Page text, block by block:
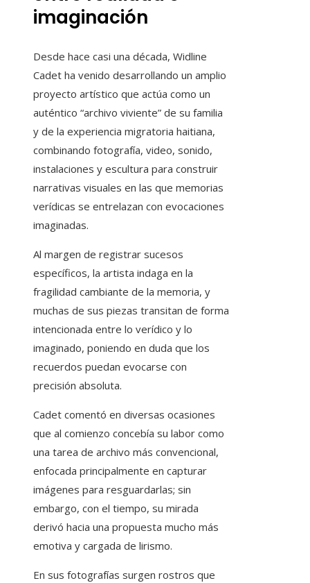
imaginación
Desde hace casi una década, Widline
Cadet ha venido desarrollando un amplio
proyecto artístico que actúa como un
auténtico “archivo viviente” de su familia
y de la experiencia migratoria haitiana,
combinando fotografía, video, sonido,
instalaciones y escultura para construir
narrativas visuales en las que memorias
verídicas se entrelazan con evocaciones
imaginadas.
Al margen de registrar sucesos
específicos, la artista indaga en la
fragilidad cambiante de la memoria, y
muchas de sus piezas transitan de forma
intencionada entre lo verídico y lo
imaginado, poniendo en duda que los
recuerdos puedan evocarse con
precisión absoluta.
Cadet comentó en diversas ocasiones
que al comienzo concebía su labor como
una tarea de archivo más convencional,
enfocada principalmente en capturar
imágenes para resguardarlas; sin
embargo, con el tiempo, su mirada
derivó hacia una propuesta mucho más
emotiva y cargada de lirismo.
En sus fotografías surgen rostros que